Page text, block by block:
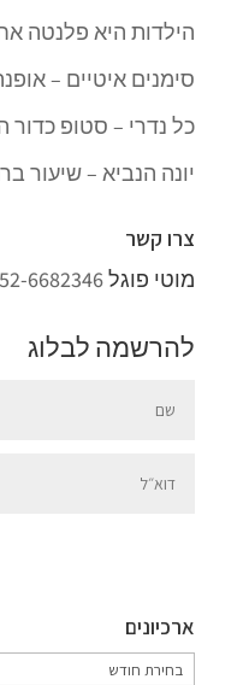
הילדות היא פלנטה
סימנים איטיים –
כל נדרי – סטופ כדור
יונה הנביא – שיעור
צרו קשר
מוטי פוגל6682346
להרשמה לבלוג
ארכיונים
ארכיונים